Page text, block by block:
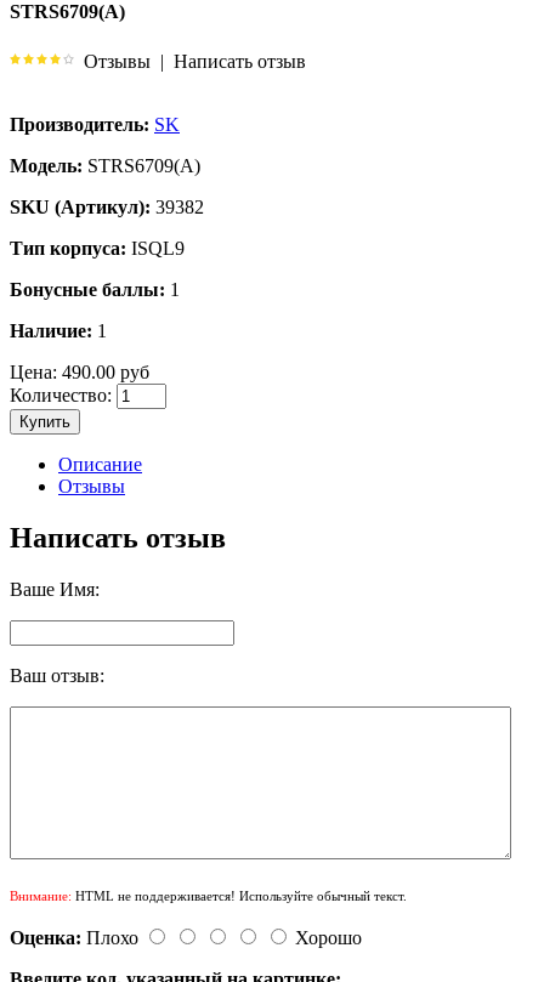
STRS6709(A)
Отзывы | Написать отзыв
Производитель: SK
Модель: STRS6709(A)
SKU (Артикул): 39382
Тип корпуса: ISQL9
Бонусные баллы: 1
Наличие: 1
Цена: 490.00 руб
Количество:
Купить
Описание
Отзывы
Написать отзыв
Ваше Имя:
Ваш отзыв:
Внимание: HTML не поддерживается! Используйте обычный текст.
Оценка: Плохо
Хорошо